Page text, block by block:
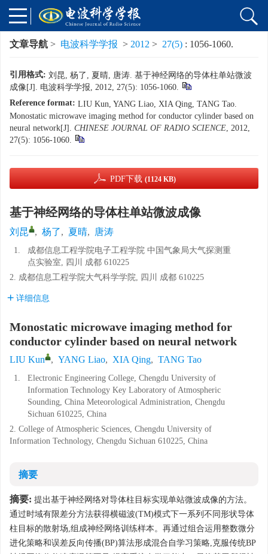
文章导航 > 电波科学学报 > 2012 > 27(5) : 1056-1060.
引用格式: 刘昆, 杨了, 夏晴, 唐涛. 基于神经网络的导体柱单站微波
成像[J]. 电波科学学报, 2012, 27(5): 1056-1060.
Reference format: LIU Kun, YANG Liao, XIA Qing, TANG Tao.
Monostatic microwave imaging method for conductor cylinder based on
neural network[J]. CHINESE JOURNAL OF RADIO SCIENCE, 2012,
27(5): 1056-1060.
PDF下载 (1124 KB)
基于神经网络的导体柱单站微波成像
刘昆 , 杨了, 夏晴, 唐涛
1.
成都信息工程学院电子工程学院 中国气象局大气探测重
点实验室, 四川 成都 610225
2. 成都信息工程学院大气科学学院, 四川 成都 610225
详细信息
Monostatic microwave imaging method for
conductor cylinder based on neural network
LIU Kun , YANG Liao, XIA Qing, TANG Tao
1.
Electronic Engineering College, Chengdu University of
Information Technology Key Laboratory of Atmospheric
Sounding, China Meteorological Administration, Chengdu
Sichuan 610225, China
2. College of Atmospheric Sciences, Chengdu University of
Information Technology, Chengdu Sichuan 610225, China
摘要
摘要: 提出基于神经网络对导体柱目标实现单站微波成像的方法。
通过时域有限差分方法获得横磁波(TM)模式下一系列不同形状导体
柱目标的散射场,组成神经网络训练样本。再通过组合运用整数微分
进化策略和误差反向传播(BP)算法形成混合自学习策略,克服传统BP